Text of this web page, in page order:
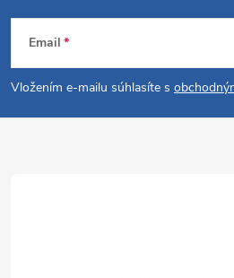
Z
á
p
Email
Vložením e-mailu súhlasíte s